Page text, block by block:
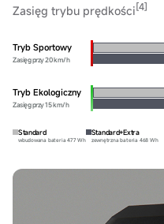
Zasięg trybu prędkości [4]
Tryb Sportowy
Zasięg przy 20 km/h
Tryb Ekologiczny
Zasięg przy 15 km/h
Standard
wbudowana bateria 477 Wh
Standard+Extra
zewnętrzna bateria 468 Wh